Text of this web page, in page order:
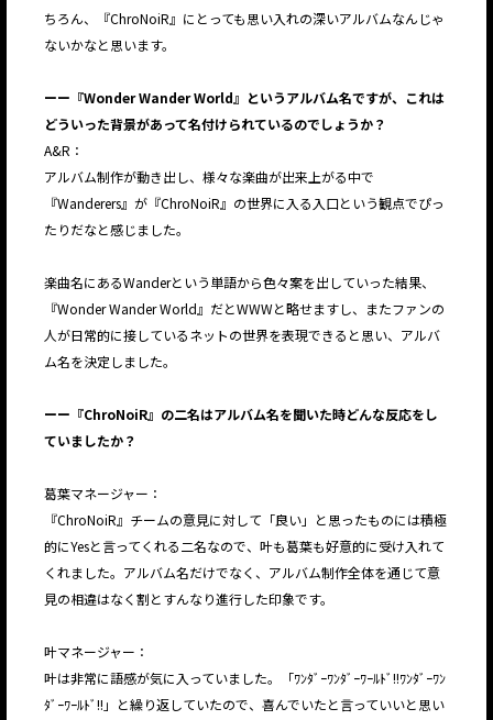
ちろん、『ChroNoiR』にとっても思い入れの深いアルバムなんじゃ
ないかなと思います。
ーー『Wonder Wander World』というアルバム名ですが、これは
どういった背景があって名付けられているのでしょうか？
A&R：
アルバム制作が動き出し、様々な楽曲が出来上がる中で
『Wanderers』が『ChroNoiR』の世界に入る入口という観点でぴっ
たりだなと感じました。
楽曲名にあるWanderという単語から色々案を出していった結果、
『Wonder Wander World』だとWWWと略せますし、またファンの
人が日常的に接しているネットの世界を表現できると思い、アルバ
ム名を決定しました。
ーー『ChroNoiR』の二名はアルバム名を聞いた時どんな反応をし
ていましたか？
葛葉マネージャー：
『ChroNoiR』チームの意見に対して「良い」と思ったものには積極
的にYesと言ってくれる二名なので、叶も葛葉も好意的に受け入れて
くれました。アルバム名だけでなく、アルバム制作全体を通じて意
見の相違はなく割とすんなり進行した印象です。
叶マネージャー：
叶は非常に語感が気に入っていました。「ﾜﾝﾀﾞｰﾜﾝﾀﾞｰﾜｰﾙﾄﾞ!!ﾜﾝﾀﾞｰﾜﾝ
ﾀﾞｰﾜｰﾙﾄﾞ!!」と繰り返していたので、喜んでいたと言っていいと思い